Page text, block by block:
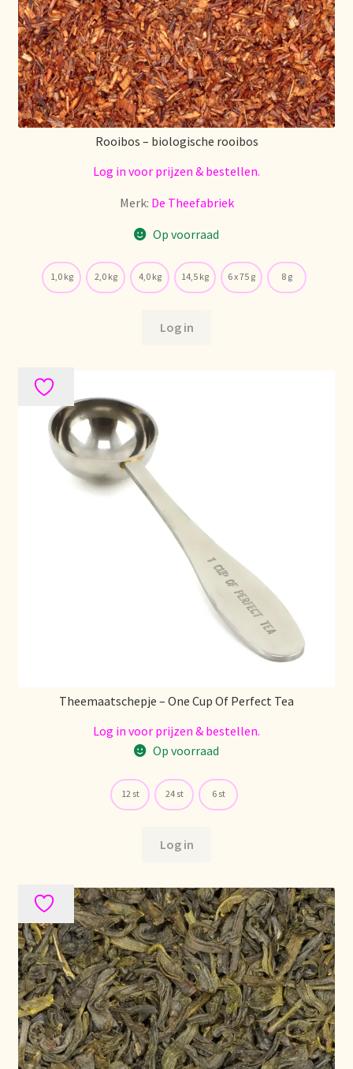
Preispolitik
Pricing policy
Prijsbeleid
Questions relatives aux stocks
Returns and warranty
Rücksendungen und Garantie
Sécurité alimentaire
Terms and Conditions
Verzenden en bezorgen
Voedselveiligheid
Voorraadzaken
We zijn verhuisd!
Rooibos – biologische rooibos
Log in voor prijzen & bestellen.
Merk: De Theefabriek
Op voorraad
1,0 kg 2,0 kg 4,0 kg 14,5 kg 6 x 75 g 8 g
Log in
Theemaatschepje – One Cup Of Perfect Tea
Log in voor prijzen & bestellen.
Op voorraad
12 st 24 st 6 st
Log in